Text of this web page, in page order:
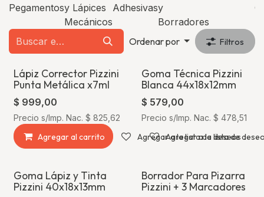
Pegamentosy Lápices
Mecánicos
Adhesivasy
Borradores
Ordenar por Filtros
Lápiz Corrector Pizzini
Punta Metálica x7ml
$ 999,00
Precio s/Imp. Nac. $ 825,62
Agregar al carrito Agregar a la lista de deseos
Agotado
Goma Técnica Pizzini
Blanca 44x18x12mm
$ 579,00
Precio s/Imp. Nac. $ 478,51
Agregar a la lista de
Goma Lápiz y Tinta
Pizzini 40x18x13mm
Borrador Para Pizarra
Pizzini + 3 Marcadores